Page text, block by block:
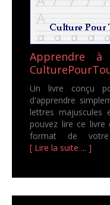
Apprendre
Un livre conçu
d'apprendre
lettres majuscules
pouvez lire ce livre
format de
[ Lire la suite ... ]